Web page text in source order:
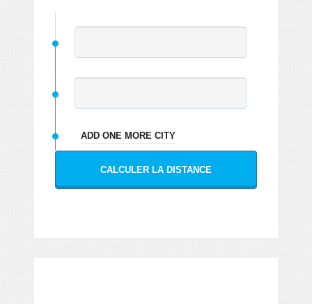
ADD ONE MORE CITY
CALCULER LA DISTANCE